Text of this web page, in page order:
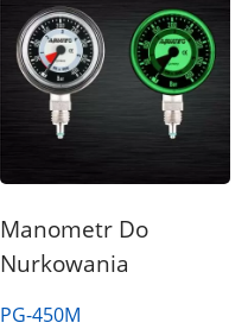
Manometr Do
Nurkowania
PG-450M